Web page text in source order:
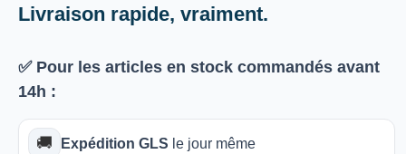
Livraison rapide, vraiment.
✅ Pour les articles en stock commandés avant
14h :
🚚 Expédition GLS le jour même